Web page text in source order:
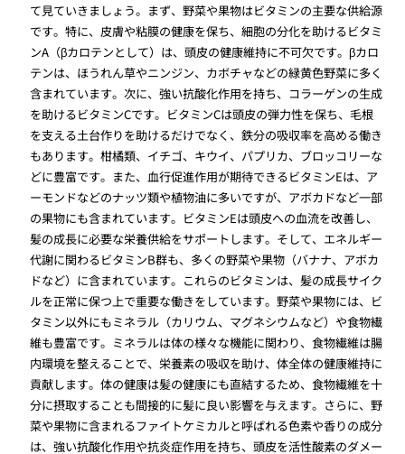
て見ていきましょう。まず、野菜や果物はビタミンの主要な供給源
です。特に、皮膚や粘膜の健康を保ち、細胞の分化を助けるビタミ
ンA（βカロテンとして）は、頭皮の健康維持に不可欠です。βカロ
テンは、ほうれん草やニンジン、カボチャなどの緑黄色野菜に多く
含まれています。次に、強い抗酸化作用を持ち、コラーゲンの生成
を助けるビタミンCです。ビタミンCは頭皮の弾力性を保ち、毛根
を支える土台作りを助けるだけでなく、鉄分の吸収率を高める働き
もあります。柑橘類、イチゴ、キウイ、パプリカ、ブロッコリーな
どに豊富です。また、血行促進作用が期待できるビタミンEは、ア
ーモンドなどのナッツ類や植物油に多いですが、アボカドなど一部
の果物にも含まれています。ビタミンEは頭皮への血流を改善し、
髪の成長に必要な栄養供給をサポートします。そして、エネルギー
代謝に関わるビタミンB群も、多くの野菜や果物（バナナ、アボカ
ドなど）に含まれています。これらのビタミンは、髪の成長サイク
ルを正常に保つ上で重要な働きをしています。野菜や果物には、ビ
タミン以外にもミネラル（カリウム、マグネシウムなど）や食物繊
維も豊富です。ミネラルは体の様々な機能に関わり、食物繊維は腸
内環境を整えることで、栄養素の吸収を助け、体全体の健康維持に
貢献します。体の健康は髪の健康にも直結するため、食物繊維を十
分に摂取することも間接的に髪に良い影響を与えます。さらに、野
菜や果物に含まれるファイトケミカルと呼ばれる色素や香りの成分
は、強い抗酸化作用や抗炎症作用を持ち、頭皮を活性酸素のダメー